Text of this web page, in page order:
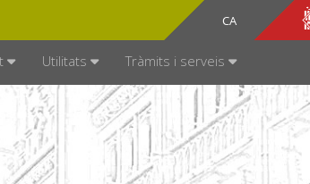
CA
ES
Utilitats Tràmits i serveis